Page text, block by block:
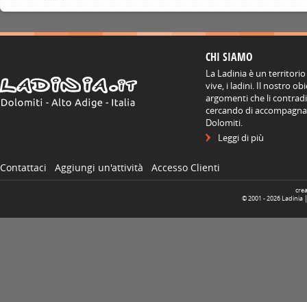
CHI SIAMO
La Ladinia è un
vive, i ladini. Il nostro
argomenti che li
cercando di
Dolomiti.
Leggi di più
Contattaci Aggiungi un'attività Accesso Clienti
© 2001 -2026 Ladinia